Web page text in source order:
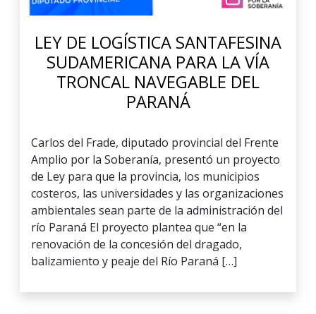
LEY DE LOGÍSTICA SANTAFESINA
SUDAMERICANA PARA LA VÍA
TRONCAL NAVEGABLE DEL
PARANÁ
Carlos del Frade, diputado provincial del Frente
Amplio por la Soberanía, presentó un proyecto
de Ley para que la provincia, los municipios
costeros, las universidades y las organizaciones
ambientales sean parte de la administración del
río Paraná El proyecto plantea que “en la
renovación de la concesión del dragado,
balizamiento y peaje del Río Paraná […]